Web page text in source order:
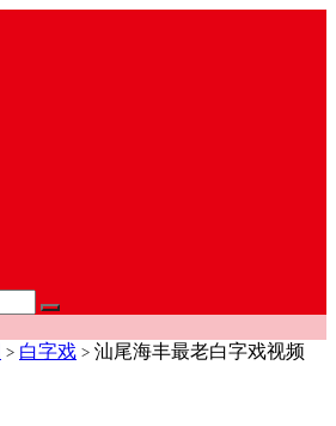
> 白字戏 > 汕尾海丰最老白字戏视频